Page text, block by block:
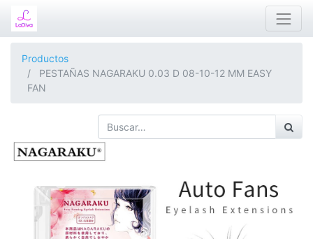
Productos
PESTAÑAS NAGARAKU 0.03 D 08-10-12 MM EASY
FAN